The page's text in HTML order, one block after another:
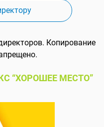
Копирование
“ХОРОШЕЕ МЕСТО”